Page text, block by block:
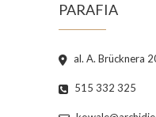
PARAFIA
al. A. Brücknera
515 332 325